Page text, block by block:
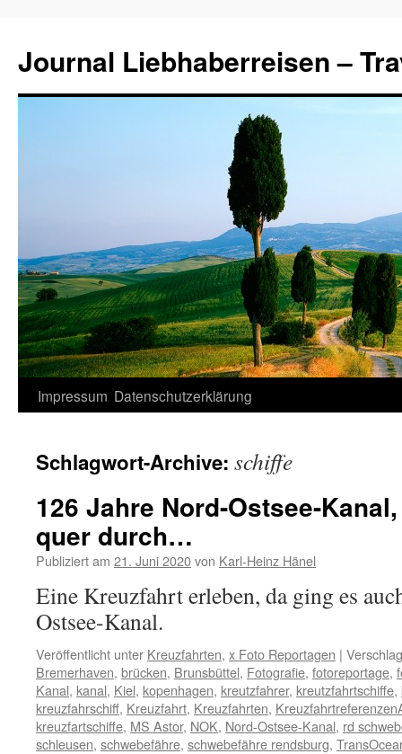
Journal Liebhaberreisen –
Zum
springen
Impressum Datenschutzerklärung
Schlagwort-Archive: schiffe
126 Jahre Nord-Ostsee-
quer durch…
Publiziert am 21. Juni 2020von Karl-Heinz Hänel
Eine Kreuzfahrt erleben, da ging es
Ostsee-Kanal.
Veröffentlicht unter Kreuzfahrten, x Foto Reportagen |
Bremerhaven, brücken, Brunsbüttel, Fotografie, fotoreportage,
Kanal, kanal, Kiel, kopenhagen, kreutzfahrer, kreutzfahrtschiffe,
kreuzfahrschiff, Kreuzfahrt, Kreuzfahrten,
kreuzfartschiffe, MS Astor, NOK, Nord-Ostsee-Kanal, rd
schleusen, schwebefähre, schwebefähre rendsburg,